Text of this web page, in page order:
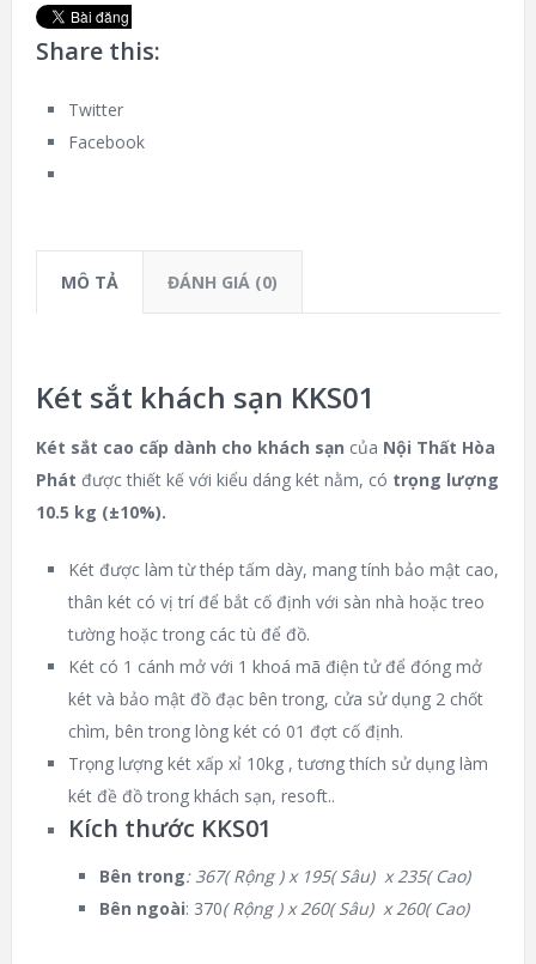
Share this:
Twitter
Facebook
MÔ TẢ ĐÁNH GIÁ (0)
Két sắt khách sạn KKS01
Két sắt cao cấp dành cho khách sạn của Nội Thất Hòa
Phát được thiết kế với kiểu dáng két nằm, có trọng lượng
10.5 kg (±10%).
Két được làm từ thép tấm dày, mang tính bảo mật cao,
thân két có vị trí để bắt cố định với sàn nhà hoặc treo
tường hoặc trong các tù để đồ.
Két có 1 cánh mở với 1 khoá mã điện tử để đóng mở
két và bảo mật đồ đạc bên trong, cửa sử dụng 2 chốt
chìm, bên trong lòng két có 01 đợt cố định.
Trọng lượng két xấp xỉ 10kg , tương thích sử dụng làm
két đề đồ trong khách sạn, resoft..
Kích thước KKS01
Bên trong: 367( Rộng ) x 195( Sâu) x 235( Cao)
Bên ngoài: 370( Rộng ) x 260( Sâu) x 260( Cao)